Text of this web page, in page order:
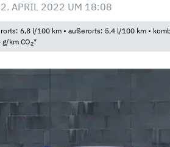
APRIL 2022 UM 18:08
6,8 l/100 km • außerorts: 5,4 l/100 km •
km CO2*